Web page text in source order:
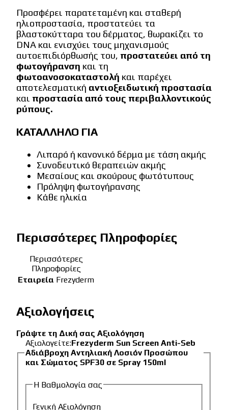
Προσφέρει παρατεταμένη και σταθερή
ηλιοπροστασία, προστατεύει τα
βλαστοκύτταρα του δέρματος, θωρακίζει το
DNA και ενισχύει τους μηχανισμούς
αυτοεπιδιόρθωσής του, προστατεύει από τη
φωτογήρανση και τη
φωτοανοσοκαταστολή και παρέχει
αποτελεσματική αντιοξειδωτική προστασία
και προστασία από τους περιβαλλοντικούς
ρύπους.
ΚΑΤΑΛΛΗΛΟ ΓΙΑ
Λιπαρό ή κανονικό δέρμα με τάση ακμής
Συνοδευτικό θεραπειών ακμής
Μεσαίους και σκούρους φωτότυπους
Πρόληψη φωτογήρανσης
Κάθε ηλικία
Περισσότερες Πληροφορίες
Περισσότερες
Πληροφορίες
Εταιρεία Frezyderm
Αξιολογήσεις
Γράψτε τη Δική σας Αξιολόγηση
Αξιολογείτε:Frezyderm Sun Screen Anti-Seb
Αδιάβροχη Αντηλιακή Λοσιόν Προσώπου
και Σώματος SPF30 σε Spray 150ml
Η Βαθμολογία σας
Γενική Αξιολόγηση